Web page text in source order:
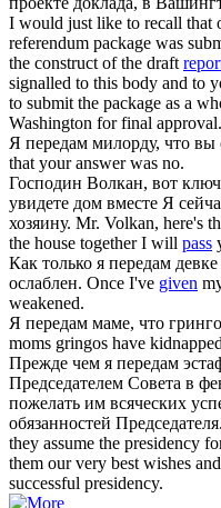
I would just like to recall that
referendum package was
the construct of the draft
signalled to this body and to
to submit the package as a
Washington for final approval.
Я передам милорду, что вы
that your answer was no.
Господин Волкан, вот
увидете дом вместе Я
хозяину. Mr. Volkan, here's
the house together I will pass
Как только я передам
ослаблен. Once I've given
weakened.
Я передам маме, что
moms gringos have
Прежде чем я передам
Председателем Совета в
пожелать им всяческих
обязанностей Председателя.
they assume the presidency
them our very best wishes
successful presidency.